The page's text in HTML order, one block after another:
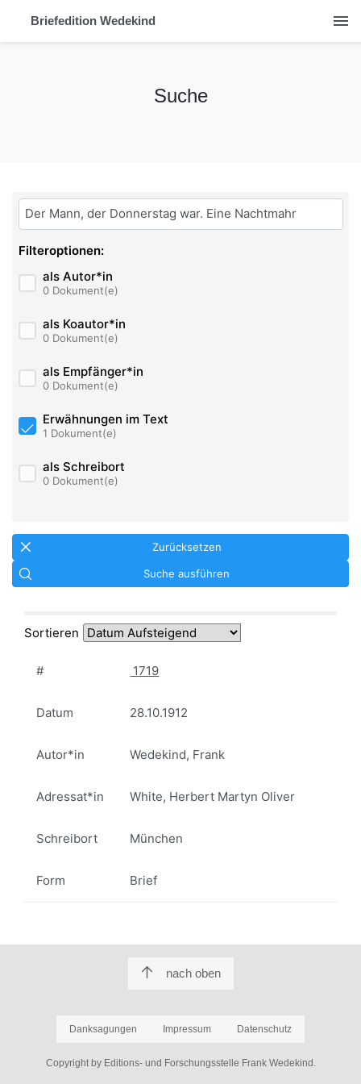
Briefedition Wedekind menu
Suche
Bitte geben Sie hier ihren Suchbegriff ein:
Filteroptionen:
als Autor*in
0 Dokument(e)
als Koautor*in
0 Dokument(e)
als Empfänger*in
0 Dokument(e)
Erwähnungen im Text
1 Dokument(e)
als Schreibort
0 Dokument(e)
Zurücksetzen
Suche ausführen
Sortieren
# 1719
Datum 28.10.1912
Autor*in Wedekind, Frank
Adressat*in White, Herbert Martyn Oliver
Schreibort München
Form Brief
nach oben
Danksagungen Impressum Datenschutz
Copyright by Editions- und Forschungsstelle Frank Wedekind.